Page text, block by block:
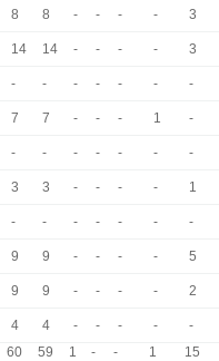
8 8 - - - - 3
14 14 - - - - 3
- - - - - - -
7 7 - - - 1 -
- - - - - - -
3 3 - - - - 1
- - - - - - -
9 9 - - - - 5
9 9 - - - - 2
4 4 - - - - -
60 59 1 - - 1 15